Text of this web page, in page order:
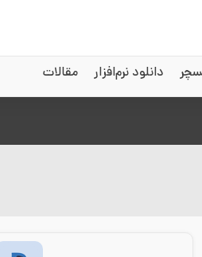
دانلود نرم‌افزار
مقالات